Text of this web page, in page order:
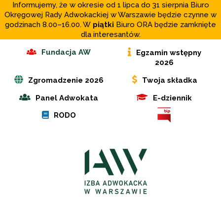
Informujemy, że w okresie od 1 lipca do 31 sierpnia Biuro
Okręgowej Rady Adwokackiej w Warszawie będzie czynne w
godzinach 8.00–16.00. W piątki Biuro ORA będzie zamknięte
dla interesantów.
Fundacja AW
Egzamin wstępny
2026
Zgromadzenie 2026
Twoja składka
Panel Adwokata
E-dziennik
RODO